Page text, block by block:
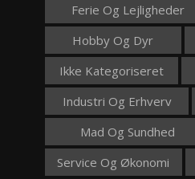
Ferie Og Lejligheder
Hobby Og Dyr
Ikke Kategoriseret
Industri Og Erhverv
Mad Og Sundhed
Service Og Økonomi